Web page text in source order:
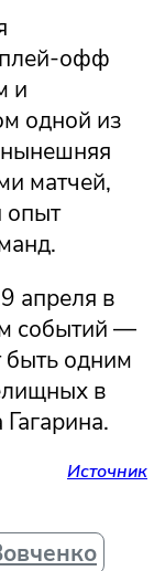
плей-офф
и
одной из
матчей,
опыт
апреля в
событий —
одним
в
Источник